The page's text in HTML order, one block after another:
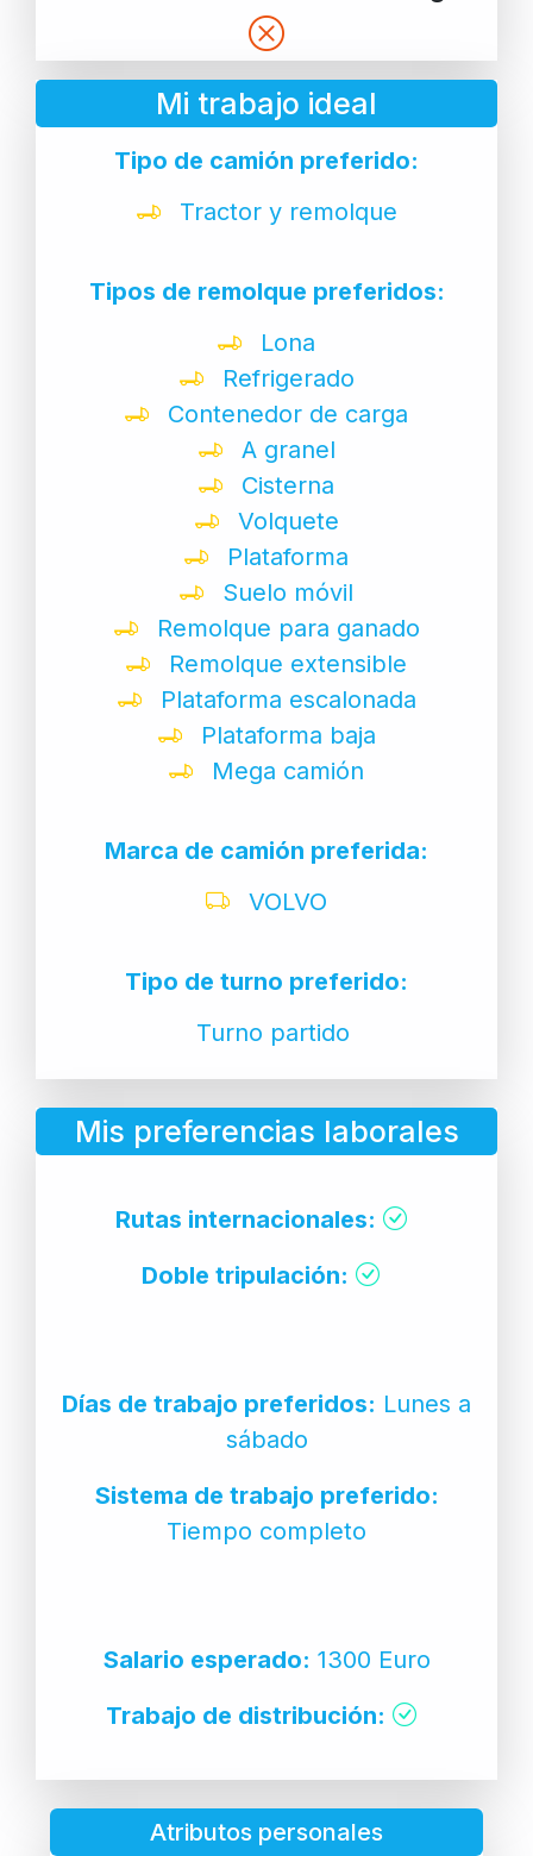
Mi trabajo ideal
Tipo de camión preferido:
Tractor y remolque
Tipos de remolque preferidos:
Lona
Refrigerado
Contenedor de carga
A granel
Cisterna
Volquete
Plataforma
Suelo móvil
Remolque para ganado
Remolque extensible
Plataforma escalonada
Plataforma baja
Mega camión
Marca de camión preferida:
VOLVO
Tipo de turno preferido:
Turno partido
Mis preferencias laborales
Rutas internacionales:
Doble tripulación:
Días de trabajo preferidos: Lunes a
sábado
Sistema de trabajo preferido:
Tiempo completo
Salario esperado: 1300 Euro
Trabajo de distribución:
Atributos personales